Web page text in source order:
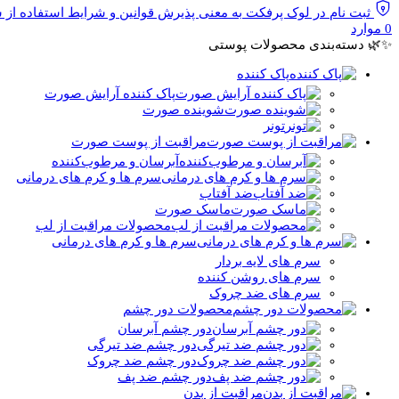
ثبت نام در لوک پرفکت به معنی پذیرش قوانین و شرایط استفاده
0 موارد
✨🌿 دسته‌بندی محصولات پوستی
پاک کننده
پاک کننده آرایش صورت
شوینده صورت
تونر
مراقبت از پوست صورت
آبرسان و مرطوب‌کننده
سرم ها و کرم های درمانی
ضد آفتاب
ماسک صورت
محصولات مراقبت از لب
سرم ها و کرم های درمانی
سرم های لایه بردار
سرم های روشن کننده
سرم های ضد چروک
محصولات دور چشم
دور چشم آبرسان
دور چشم ضد تیرگی
دور چشم ضد چروک
دور چشم ضد پف
مراقبت از بدن